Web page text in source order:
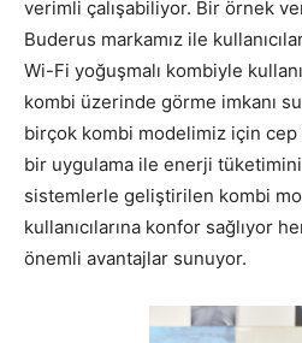
verimli çalışabiliyor. Bir örnek
Buderus markamız ile
Wi-Fi yoğuşmalı kombiyle
kombi üzerinde görme imkanı
birçok kombi modelimiz için
bir uygulama ile enerji
sistemlerle geliştirilen kombi
kullanıcılarına konfor sağlıyor
önemli avantajlar sunuyor.